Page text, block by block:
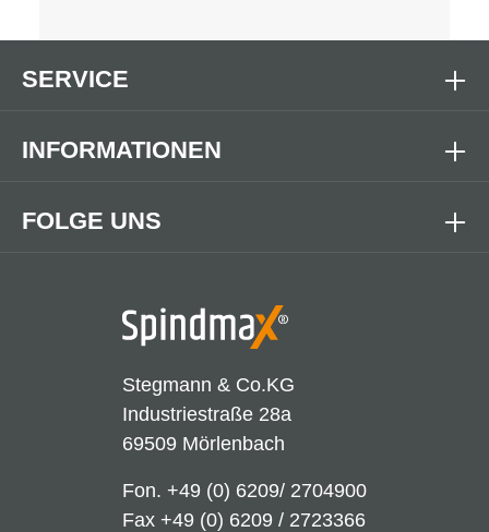
Stegmann & Co.KG
Industriestraße 28a
69509 Mörlenbach
Fon. +49 (0) 6209/ 2704900
Fax +49 (0) 6209 / 2723366
FOLGE UNS
SERVICE
INFORMATIONEN